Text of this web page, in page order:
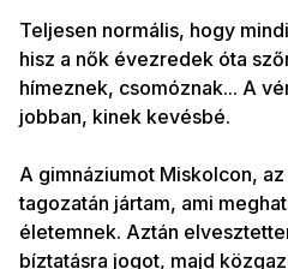
Teljesen normális, hogy
hisz a nők évezredek óta
hímeznek, csomóznak... A
jobban, kinek kevésbé.
A gimnáziumot Miskolcon,
tagozatán jártam, ami
életemnek. Aztán
bíztatásra jogot, majd